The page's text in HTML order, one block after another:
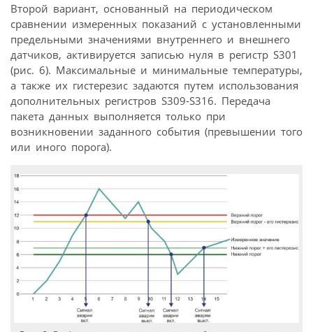
Второй вариант, основанный на периодическом
сравнении измеренных показаний с установленными
предельными значениями внутреннего и внешнего
датчиков, активируется записью нуля в регистр S301
(рис. 6). Максимальные и минимальные температуры,
а также их гистерезис задаются путем использования
дополнительных регистров S309-S316. Передача
пакета данных выполняется только при
возникновении заданного события (превышении того
или иного порога).